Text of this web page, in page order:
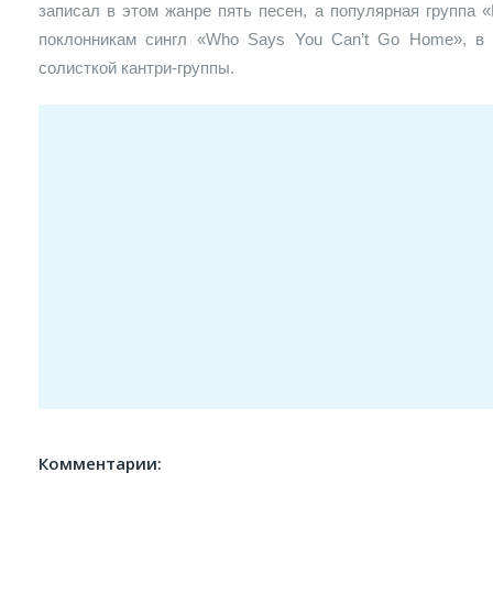
записал в этом жанре пять песен, а популярная группа
поклонникам сингл «Who Says You Can’t Go Home»,
солисткой кантри-группы.
Комментарии: